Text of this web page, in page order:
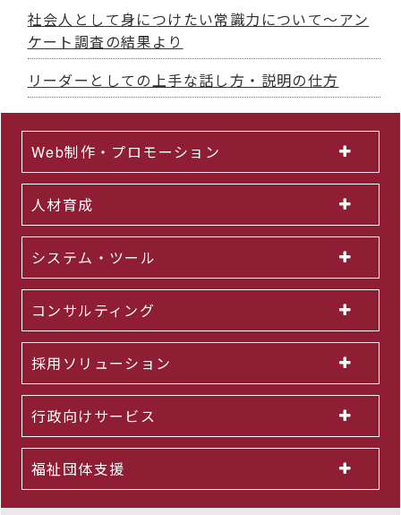
社会人として身につけたい常識力について～アン
ケート調査の結果より
リーダーとしての上手な話し方・説明の仕方
Web制作・プロモーション
人材育成
システム・ツール
コンサルティング
採用ソリューション
行政向けサービス
福祉団体支援